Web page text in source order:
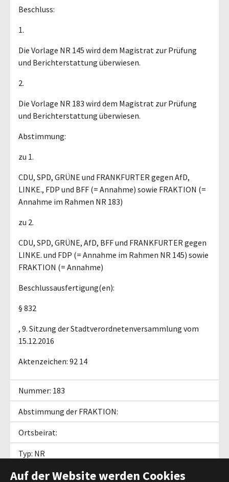
Auf der Website werden Cookies
Beschluss:
1.
Die Vorlage NR 145 wird dem Magistrat zur Prüfung
und Berichterstattung überwiesen.
2.
Die Vorlage NR 183 wird dem Magistrat zur Prüfung
und Berichterstattung überwiesen.
Abstimmung:
zu 1.
CDU, SPD, GRÜNE und FRANKFURTER gegen AfD,
LINKE., FDP und BFF (= Annahme) sowie FRAKTION (=
Annahme im Rahmen NR 183)
zu 2.
CDU, SPD, GRÜNE, AfD, BFF und FRANKFURTER gegen
LINKE. und FDP (= Annahme im Rahmen NR 145) sowie
FRAKTION (= Annahme)
Beschlussausfertigung(en):
§ 832
, 9. Sitzung der Stadtverordnetenversammlung vom
15.12.2016
Aktenzeichen: 92 14
Nummer: 183
Abstimmung der FRAKTION:
Ortsbeirat:
Typ: NR